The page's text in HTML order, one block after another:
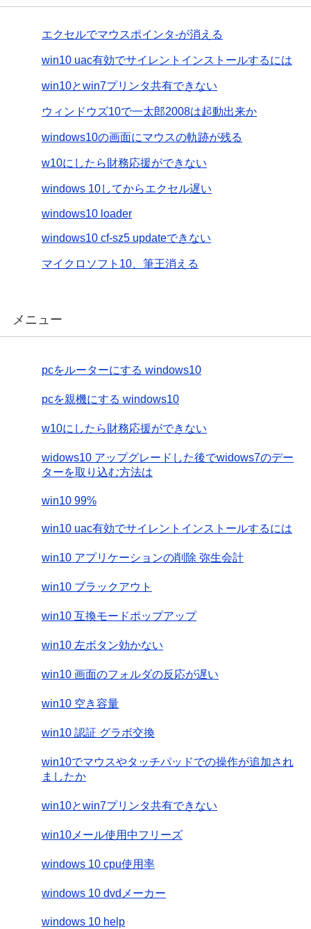
エクセルでマウスポインタ-が消える
win10 uac有効でサイレントインストールするには
win10とwin7プリンタ共有できない
ウィンドウズ10で一太郎2008は起動出来か
windows10の画面にマウスの軌跡が残る
w10にしたら財務応援ができない
windows 10してからエクセル遅い
windows10 loader
windows10 cf-sz5 updateできない
マイクロソフト10、筆王消える
メニュー
pcをルーターにする windows10
pcを親機にする windows10
w10にしたら財務応援ができない
widows10 アップグレードした後でwidows7のデー
ターを取り込む方法は
win10 99%
win10 uac有効でサイレントインストールするには
win10 アプリケーションの削除 弥生会計
win10 ブラックアウト
win10 互換モードポップアップ
win10 左ボタン効かない
win10 画面のフォルダの反応が遅い
win10 空き容量
win10 認証 グラボ交換
win10でマウスやタッチパッドでの操作が追加され
ましたか
win10とwin7プリンタ共有できない
win10メール使用中フリーズ
windows 10 cpu使用率
windows 10 dvdメーカー
windows 10 help